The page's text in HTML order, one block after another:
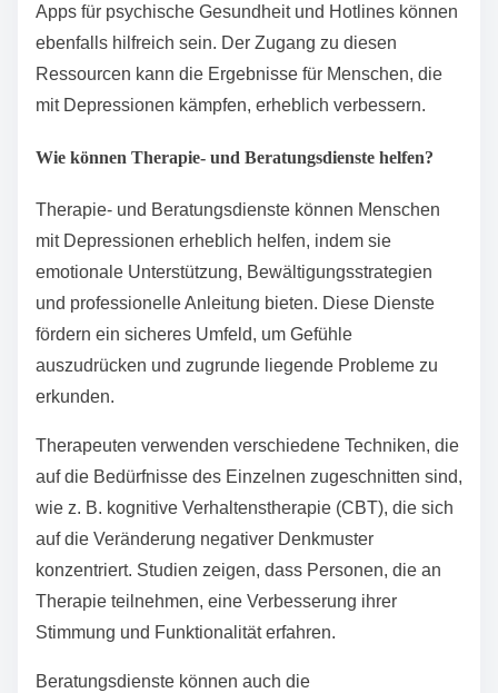
Apps für psychische Gesundheit und Hotlines können
ebenfalls hilfreich sein. Der Zugang zu diesen
Ressourcen kann die Ergebnisse für Menschen, die
mit Depressionen kämpfen, erheblich verbessern.
Wie können Therapie- und Beratungsdienste helfen?
Therapie- und Beratungsdienste können Menschen
mit Depressionen erheblich helfen, indem sie
emotionale Unterstützung, Bewältigungsstrategien
und professionelle Anleitung bieten. Diese Dienste
fördern ein sicheres Umfeld, um Gefühle
auszudrücken und zugrunde liegende Probleme zu
erkunden.
Therapeuten verwenden verschiedene Techniken, die
auf die Bedürfnisse des Einzelnen zugeschnitten sind,
wie z. B. kognitive Verhaltenstherapie (CBT), die sich
auf die Veränderung negativer Denkmuster
konzentriert. Studien zeigen, dass Personen, die an
Therapie teilnehmen, eine Verbesserung ihrer
Stimmung und Funktionalität erfahren.
Beratungsdienste können auch die